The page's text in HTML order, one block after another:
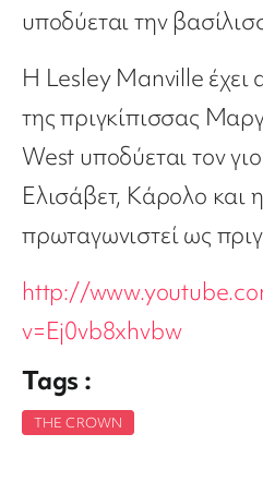
υποδύεται την
Η Lesley Manville έχει
της πριγκίπισσας
West υποδύεται τον
Ελισάβετ, Κάρολο και
πρωταγωνιστεί ως
http://
v=Ej0vb8xhvbw
Tags :
THE CROWN